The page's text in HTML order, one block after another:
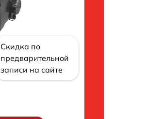
Скидка по
предварительной
записи на сайте